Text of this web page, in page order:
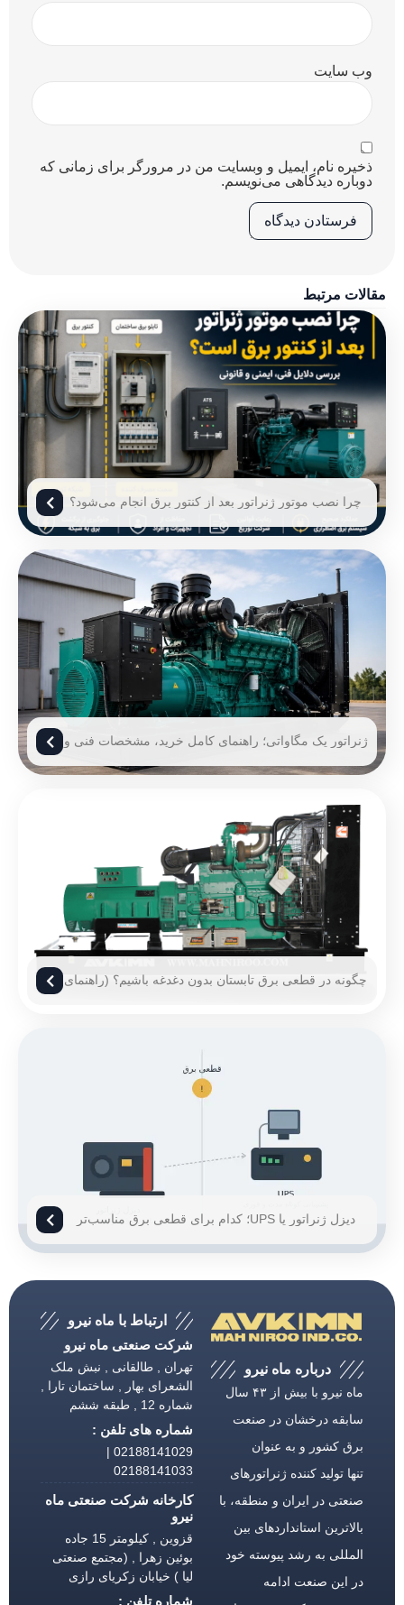
وب‌ سایت
ذخیره نام، ایمیل و وبسایت من در مرورگر برای زمانی که
دوباره دیدگاهی می‌نویسم.
مقالات مرتبط
چرا نصب موتور ژنراتور بعد از کنتور برق انجام می‌شود؟
ژنراتور یک مگاواتی؛ راهنمای کامل خرید، مشخصات فنی و
چگونه در قطعی برق تابستان بدون دغدغه باشیم؟ (راهنمای
دیزل ژنراتور یا UPS؛ کدام برای قطعی برق مناسب‌تر
درباره ماه نیرو
ماه نیرو با بیش از ۴۳ سال
سابقه درخشان در صنعت
برق كشور و به عنوان
تنها تولید كننده ژنراتورهای
صنعتی در ایران و منطقه، با
بالاترین استانداردهای بین
المللی به رشد پیوسته خود
در این صنعت ادامه
ارتباط با ماه نیرو
شرکت صنعتی ماه نیرو
تهران , طالقانی , نبش ملک
الشعرای بهار , ساختمان تارا ,
شماره 12 , طبقه ششم
شماره های تلفن :
02188141029 |
02188141033
کارخانه شرکت صنعتی ماه
نیرو
قزوین , کیلومتر 15 جاده
بوئین زهرا , (مجتمع صنعتی
لیا ) خیابان زکریای رازی
شماره تلفن :